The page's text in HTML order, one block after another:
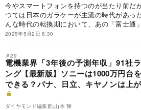
今やスマートフォンを持つのが当たり前だ
つては日本のガラケーが主流の時代があっ
んな時代の転換期において、あの「富士通
品を引き継いだ端末メーカーが倒産に追い込
2025年5月2日 8:30
＃29
電機業界「3年後の予測年収」91社
ング【最新版】ソニーは1000万円台
できる？パナ、日立、キヤノンは上
ダイヤモンド編集部,山本 輝